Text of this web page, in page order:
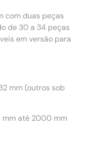
com duas peças
de 30 a 34 peças
em versão para
mm (outros sob
mm até 2000 mm